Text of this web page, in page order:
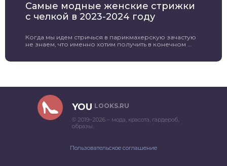
Самые модные женские стрижки
с челкой в 2023-2024 году
Когда мы идем стричься в парикмахерскую зачастую
не знаем, что именно хотим получить в конечном ...
YOU LOOKS.RU
© 2019–2026 – мода, красота, гардероб,
образы.
Пользовательское соглашение